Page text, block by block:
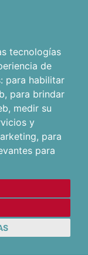
tecnologías
de
para habilitar
, para brindar
, medir su
y
, para
para